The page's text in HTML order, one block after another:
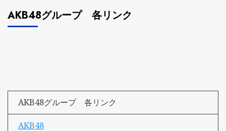
AKB48グループ 各リンク
AKB48グループ 各リンク
AKB48